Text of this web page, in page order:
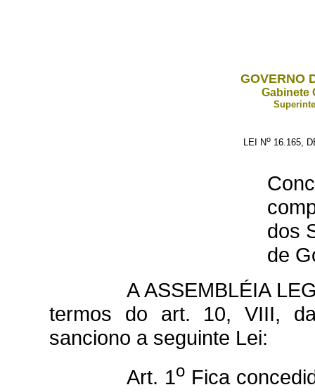
GOVERNO
Gabinete
LEI No16.165,
dos
de
A ASSEMBLÉIA
termos do art. 10, VIII,
sanciono a seguinte Lei:
Art. 1o Fica